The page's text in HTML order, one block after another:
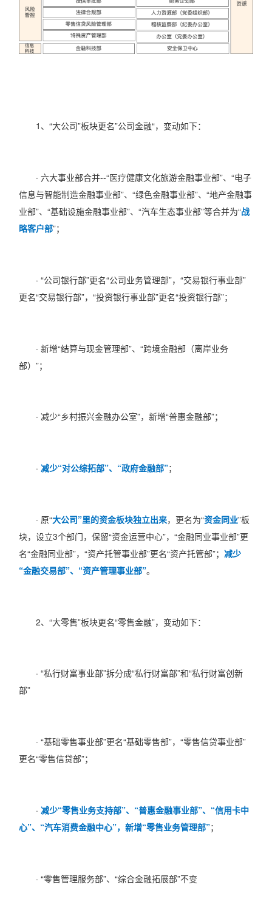
1、“大公司”板块更名”公司金融“，变动如下：
· 六大事业部合并--“医疗健康文化旅游金融事业部”、“电子
信息与智能制造金融事业部”、“绿色金融事业部”、“地产金融事
业部”、“基础设施金融事业部”、“汽车生态事业部”等合并为“战
略客户部”；
· “公司银行部”更名“公司业务管理部”，“交易银行事业部”
更名“交易银行部”，“投资银行事业部”更名“投资银行部”；
· 新增“结算与现金管理部”、“跨境金融部（离岸业务
部）”；
· 减少“乡村振兴金融办公室”，新增“普惠金融部”；
· 减少“对公综拓部”、“政府金融部”；
· 原“大公司”里的资金板块独立出来，更名为“资金同业”板
块，设立3个部门，保留“资金运营中心”，“金融同业事业部”更
名“金融同业部”，“资产托管事业部”更名“资产托管部”；减少
“金融交易部”、“资产管理事业部”。
2、“大零售”板块更名“零售金融”，变动如下：
· “私行财富事业部”拆分成“私行财富部”和“私行财富创新
部”
· “基础零售事业部”更名“基础零售部”，“零售信贷事业部”
更名“零售信贷部”；
·减少“零售业务支持部”、“普惠金融事业部”、“信用卡中
心”、“汽车消费金融中心”，新增“零售业务管理部”；
· “零售管理服务部”、“综合金融拓展部”不变